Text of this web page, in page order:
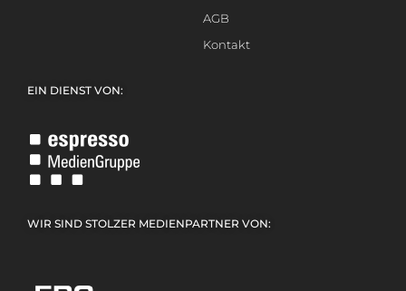
AGB
Kontakt
EIN DIENST VON:
WIR SIND STOLZER MEDIENPARTNER VON: